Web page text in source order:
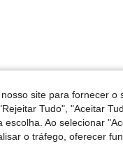
Útil (2)
site para fornecer o
Tudo", "Aceitar
Ao selecionar
o tráfego, oferecer